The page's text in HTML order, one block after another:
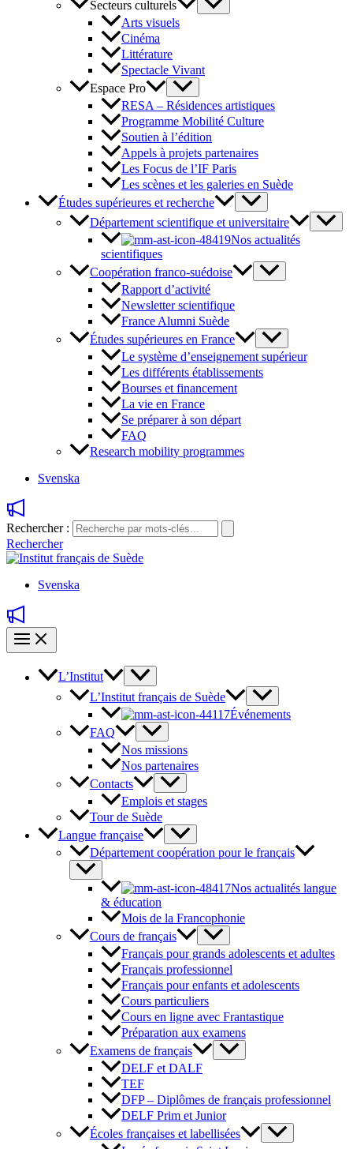
Secteurs culturels
Arts visuels
Cinéma
Littérature
Spectacle Vivant
Espace Pro
RESA – Résidences artistiques
Programme Mobilité Culture
Soutien à l’édition
Appels à projets partenaires
Les Focus de l’IF Paris
Les scènes et les galeries en Suède
Études supérieures et recherche
Département scientifique et universitaire
Nos actualités
scientifiques
Coopération franco-suédoise
Rapport d’activité
Newsletter scientifique
France Alumni Suède
Études supérieures en France
Le système d’enseignement supérieur
Les différents établissements
Bourses et financement
La vie en France
Se préparer à son départ
FAQ
Research mobility programmes
Svenska
Rechercher :
Rechercher
Svenska
L’Institut
L’Institut français de Suède
Événements
FAQ
Nos missions
Nos partenaires
Contacts
Emplois et stages
Tour de Suède
Langue française
Département coopération pour le français
Nos actualités langue
& éducation
Mois de la Francophonie
Cours de français
Français pour grands adolescents et adultes
Français professionnel
Français pour enfants et adolescents
Cours particuliers
Cours en ligne avec Frantastique
Préparation aux examens
Examens de français
DELF et DALF
TEF
DFP – Diplômes de français professionnel
DELF Prim et Junior
Écoles françaises et labellisées